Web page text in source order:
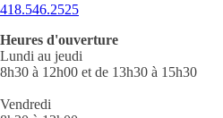
418.546.2525
Heures d'ouverture
Lundi au jeudi
8h30 à 12h00 et de 13h30 à 15h30
Vendredi